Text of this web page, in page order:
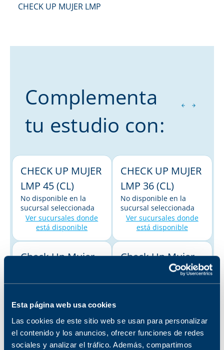
Esta página web usa cookies
Las cookies de este sitio web se usan para personalizar
el contenido y los anuncios, ofrecer funciones de redes
sociales y analizar el tráfico. Además, compartimos
CHECK UP MUJER LMP
Complementa
tu estudio con:
CHECK UP MUJER
LMP 45 (CL)
No disponible en la
sucursal seleccionada
Ver sucursales donde
está disponible
CHECK UP MUJER
LMP 36 (CL)
No disponible en la
sucursal seleccionada
Ver sucursales donde
está disponible
Check Up Mujer
No disponible en la
Ver sucursales donde
Check Up Mujer
No disponible en la
CHECK UP